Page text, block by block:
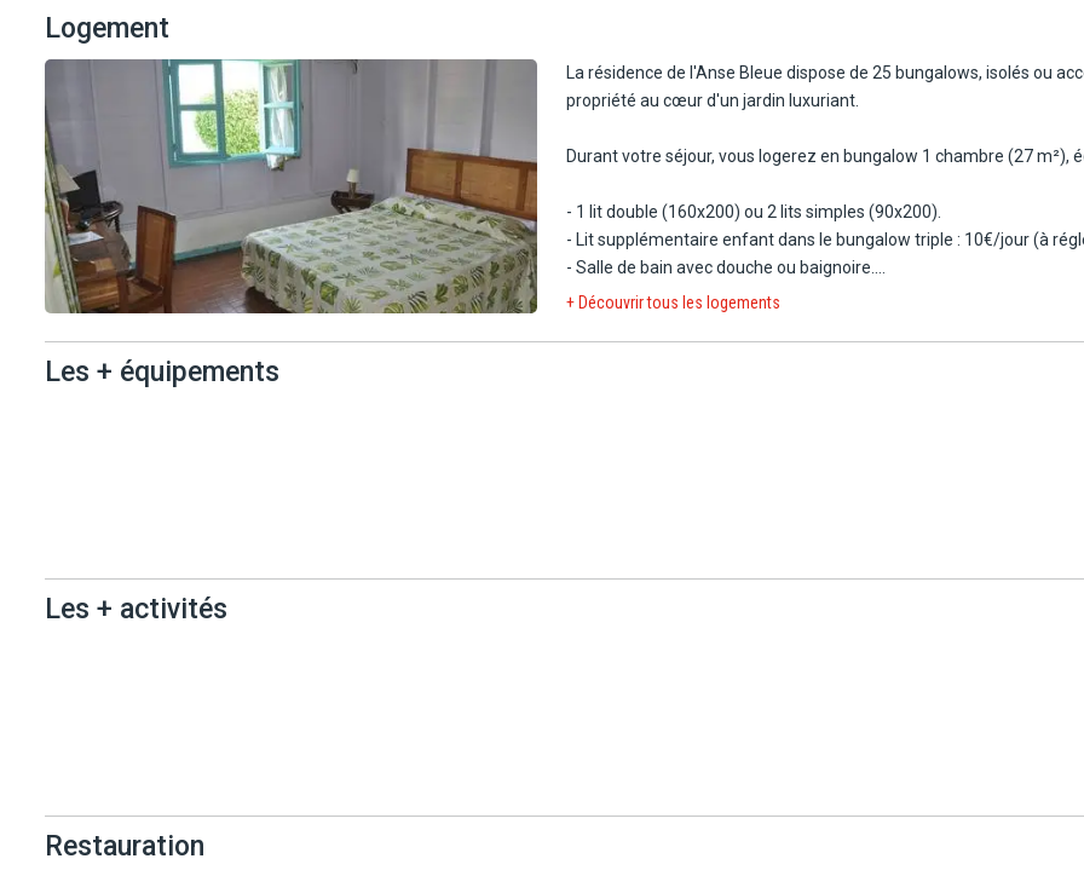
Logement
La résidence de l'Anse Bleue dispose de 25 bungalows, isolés ou
propriété au cœur d'un jardin luxuriant.
Durant votre séjour, vous logerez en bungalow 1 chambre (27 m²),
- 1 lit double (160x200) ou 2 lits simples (90x200).
- Lit supplémentaire enfant dans le bungalow triple : 10€/jour (à
- Salle de bain avec douche ou baignoire.
- Kitchenette avec micro-ondes, plaque, mini-réfrigérateur, cafetière,
+ Découvrir tous les logements
Les + équipements
Les + activités
Restauration